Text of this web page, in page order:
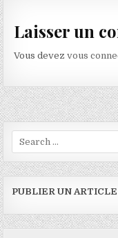
Laisser un
Vous devezvous
Search for:
PUBLIER UN